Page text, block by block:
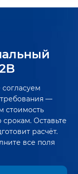
—
стоимость
Оставьте
расчёт.
все поля